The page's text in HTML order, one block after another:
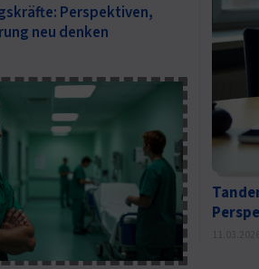
Perspektiven,
neu denken